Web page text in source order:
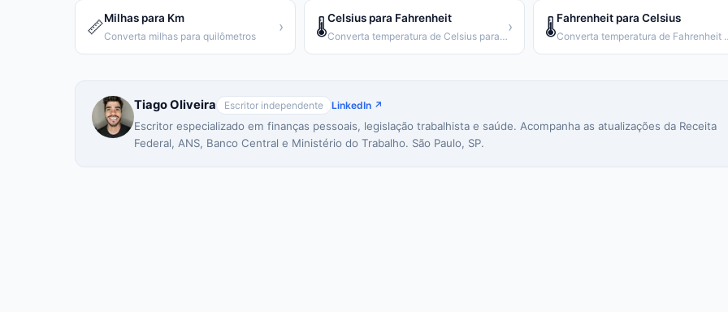
📏Milhas para Km
Converta milhas para quilômetros
› 🌡️Celsius para Fahrenheit
Converta temperatura de Celsius para Fahrenheit
› 🌡️Fahrenheit para Celsius
Converta
Tiago Oliveira Escritor independente LinkedIn ↗
Escritor especializado em finanças pessoais, legislação trabalhista e saúde. Acompanha as atualizações da Receita
Federal, ANS, Banco Central e Ministério do Trabalho. São Paulo, SP.